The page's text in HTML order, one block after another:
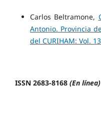
Carlos Beltramone,
Antonio. Provincia
del CURIHAM: Vol.
ISSN 2683-8168 (En línea)